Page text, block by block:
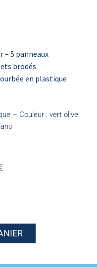
– 5 panneaux
brodés
en plastique
– Couleur : vert olive